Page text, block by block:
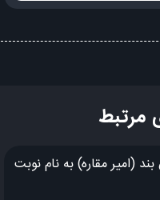
من تنهام
از دستام
من تنهام
میمیرما
(امیر مقاره) به نام نوبت